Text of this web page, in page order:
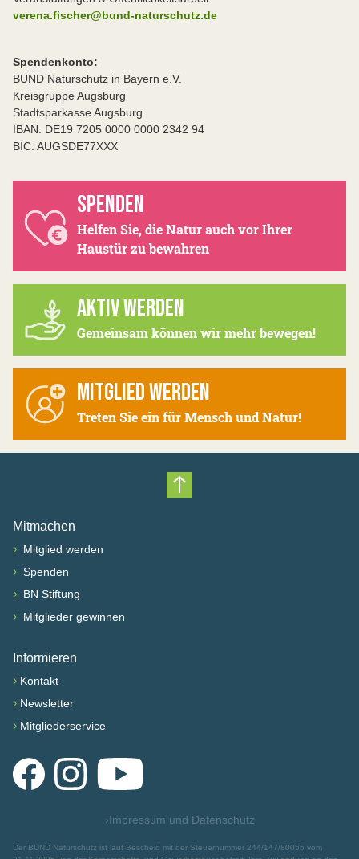
verena.fischer@bund-naturschutz.de
Spendenkonto:
BUND Naturschutz in Bayern e.V.
Kreisgruppe Augsburg
Stadtsparkasse Augsburg
IBAN: DE19 7205 0000 0000 2342 94
BIC: AUGSDE77XXX
SPENDEN
Helfen Sie, die Natur auch vor Ihrer
Haustür zu bewahren
AKTIV WERDEN
Gemeinsam können wir mehr bewegen!
MITGLIED WERDEN
Treten Sie ein für Mensch und Natur!
Nach oben scrollen
Mitmachen
› Mitglied werden
› Spenden
› BN Stiftung
› Mitglieder gewinnen
Informieren
› Kontakt
› Newsletter
› Mitgliederservice
FacebookInstagramYouTube
›Impressum und Datenschutz
Der BUND Naturschutz ist laut Bescheid mit der Steuernummer 244/147/80055 vom